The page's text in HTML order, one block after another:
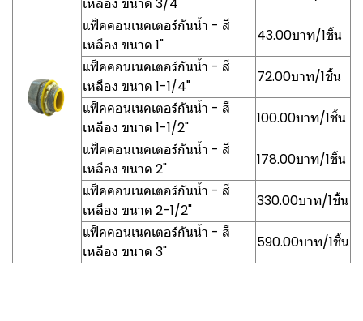
แฟ็คคอนเนคเตอร์กันน้ำ - สี
เหลือง ขนาด 1"
43.00บาท/1ชิ้น
แฟ็คคอนเนคเตอร์กันน้ำ - สี
เหลือง ขนาด 1-1/4"
72.00บาท/1ชิ้น
แฟ็คคอนเนคเตอร์กันน้ำ - สี
เหลือง ขนาด 1-1/2"
100.00บาท/1ชิ้น
แฟ็คคอนเนคเตอร์กันน้ำ - สี
เหลือง ขนาด 2"
178.00บาท/1ชิ้น
แฟ็คคอนเนคเตอร์กันน้ำ - สี
เหลือง ขนาด 2-1/2"
330.00บาท/1ชิ้น
แฟ็คคอนเนคเตอร์กันน้ำ - สี
เหลือง ขนาด 3"
590.00บาท/1ชิ้น